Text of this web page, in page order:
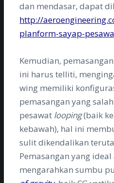
dan mendasar, dapat
http://
planform-sayap-
Kemudian,
ini harus telliti,
wing memiliki
pemasangan yang
pesawat looping(baik
kebawah), hal ini
sulit dikendalikan
Pemasangan yang
mengarahkan sumbu